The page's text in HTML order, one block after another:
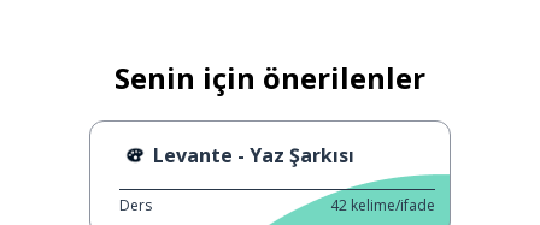
Senin için önerilenler
Levante - Yaz Şarkısı
Ders 42 kelime/ifade